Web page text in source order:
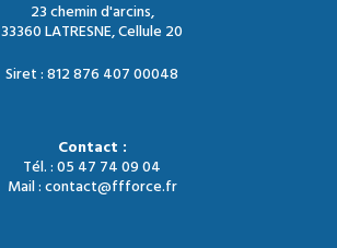
23 chemin d'arcins,
33360 LATRESNE, Cellule 20
Siret : 812 876 407 00048
Contact :
Tél. : 05 47 74 09 04
Mail : contact@ffforce.fr